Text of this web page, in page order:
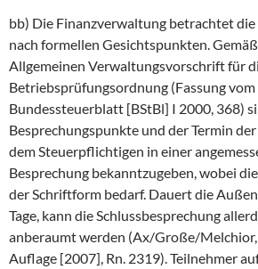
bb) Die Finanzverwaltung betrachtet die
nach formellen Gesichtspunkten.
Allgemeinen Verwaltungsvorschrift für
Betriebsprüfungsordnung (Fassung vom
Bundessteuerblatt [BStBl] I 2000, 368)
Besprechungspunkte und der Termin
dem Steuerpflichtigen in einer
Besprechung bekanntzugeben, wobei
der Schriftform bedarf. Dauert die
Tage, kann die Schlussbesprechung
anberaumt werden (Ax/Große/Melchior,
Auflage [2007], Rn. 2319). Teilnehmer